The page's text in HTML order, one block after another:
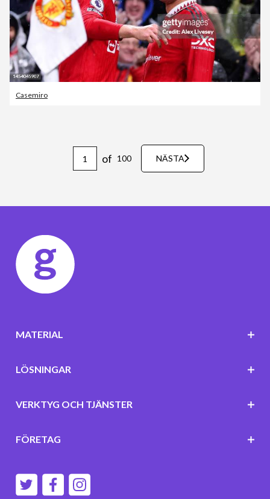
Casemiro
of 100 NÄSTA
MATERIAL
LÖSNINGAR
VERKTYG OCH TJÄNSTER
FÖRETAG